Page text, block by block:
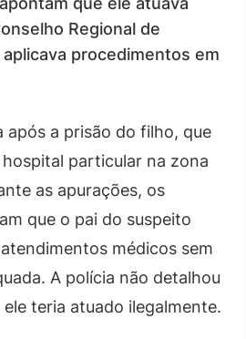
Regional de
procedimentos em
após a prisão do filho, que
particular na zona
as apurações, os
que o pai do suspeito
médicos sem
A polícia não detalhou
teria atuado ilegalmente.